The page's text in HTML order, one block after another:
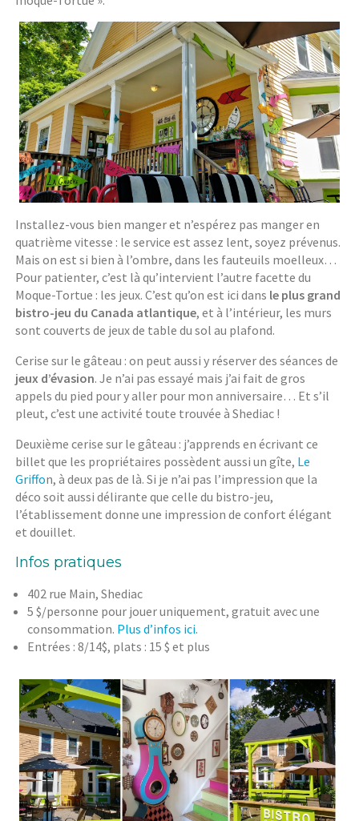
Installez-vous bien manger et n’espérez pas manger en
quatrième vitesse : le service est assez lent, soyez prévenus.
Mais on est si bien à l’ombre, dans les fauteuils moelleux…
Pour patienter, c’est là qu’intervient l’autre facette du
Moque-Tortue : les jeux. C’est qu’on est ici dans le plus grand
bistro-jeu du Canada atlantique, et à l’intérieur, les murs
sont couverts de jeux de table du sol au plafond.
Cerise sur le gâteau : on peut aussi y réserver des séances de
jeux d’évasion. Je n’ai pas essayé mais j’ai fait de gros
appels du pied pour y aller pour mon anniversaire… Et s’il
pleut, c’est une activité toute trouvée à Shediac !
Deuxième cerise sur le gâteau : j’apprends en écrivant ce
billet que les propriétaires possèdent aussi un gîte, Le
Griffon, à deux pas de là. Si je n’ai pas l’impression que la
déco soit aussi délirante que celle du bistro-jeu,
l’établissement donne une impression de confort élégant
et douillet.
Infos pratiques
402 rue Main, Shediac
5 $/personne pour jouer uniquement, gratuit avec une
consommation. Plus d’infos ici.
Entrées : 8/14$, plats : 15 $ et plus